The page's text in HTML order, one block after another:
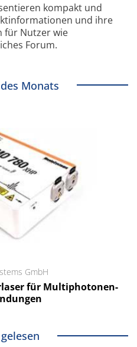
kompakt und
und ihre
für Nutzer wie
Forum.
Monats
GmbH
für Multiphotonen-